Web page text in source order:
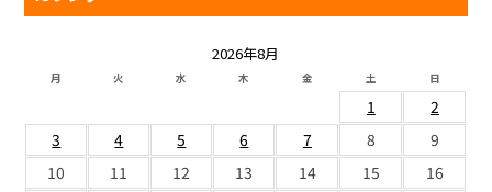
2026年8月
月 火 水 木 金 土 日
1
2
3
4 5 6 7 8
9
10
11 12 13 14 15
16